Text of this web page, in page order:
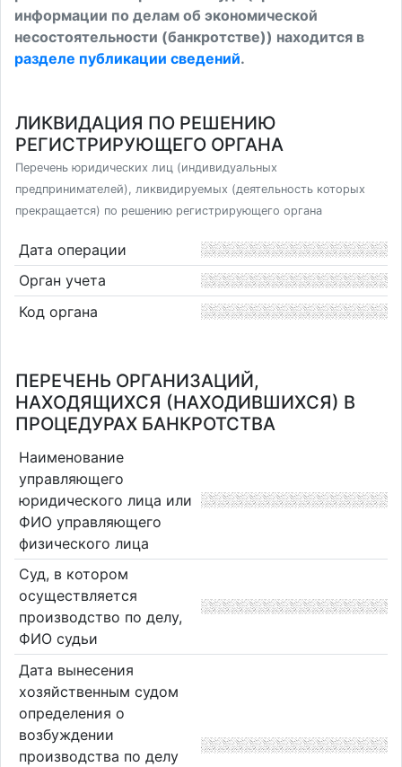
информации по делам об экономической
несостоятельности (банкротстве)) находится в
разделе публикации сведений.
ЛИКВИДАЦИЯ ПО РЕШЕНИЮ
РЕГИСТРИРУЮЩЕГО ОРГАНА
Перечень юридических лиц (индивидуальных
предпринимателей), ликвидируемых (деятельность которых
прекращается) по решению регистрирующего органа
Дата операции
Орган учета
Код органа
ПЕРЕЧЕНЬ ОРГАНИЗАЦИЙ,
НАХОДЯЩИХСЯ (НАХОДИВШИХСЯ) В
ПРОЦЕДУРАХ БАНКРОТСТВА
Наименование
управляющего
юридического лица или
ФИО управляющего
физического лица
Суд, в котором
осуществляется
производство по делу,
ФИО судьи
Дата вынесения
хозяйственным судом
определения о
возбуждении
производства по делу